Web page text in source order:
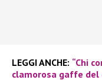
LEGGI ANCHE: “Chi
clamorosa gaffe del